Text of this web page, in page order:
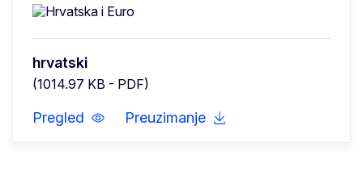
hrvatski
(1014.97 KB - PDF)
Pregled Preuzimanje